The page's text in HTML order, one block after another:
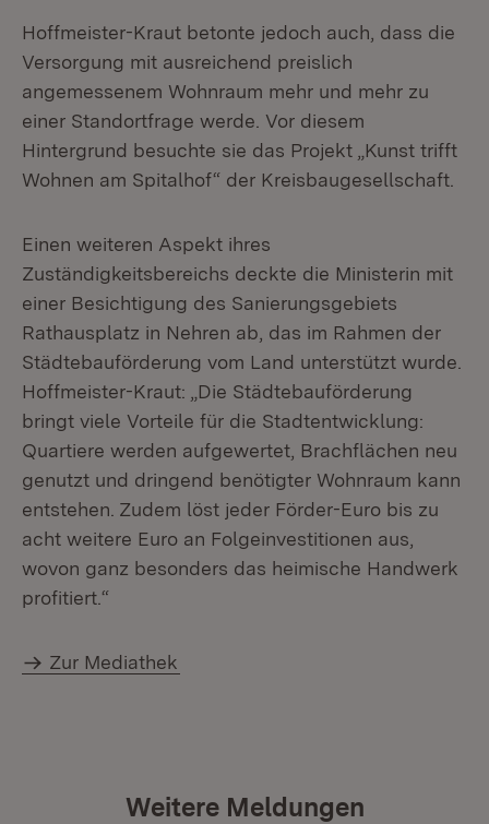
Hoffmeister-Kraut betonte jedoch auch, dass die
Versorgung mit ausreichend preislich
angemessenem Wohnraum mehr und mehr zu
einer Standortfrage werde. Vor diesem
Hintergrund besuchte sie das Projekt „Kunst trifft
Wohnen am Spitalhof“ der Kreisbaugesellschaft.
Einen weiteren Aspekt ihres
Zuständigkeitsbereichs deckte die Ministerin mit
einer Besichtigung des Sanierungsgebiets
Rathausplatz in Nehren ab, das im Rahmen der
Städtebauförderung vom Land unterstützt wurde.
Hoffmeister-Kraut: „Die Städtebauförderung
bringt viele Vorteile für die Stadtentwicklung:
Quartiere werden aufgewertet, Brachflächen neu
genutzt und dringend benötigter Wohnraum kann
entstehen. Zudem löst jeder Förder-Euro bis zu
acht weitere Euro an Folgeinvestitionen aus,
wovon ganz besonders das heimische Handwerk
profitiert.“
Zur Mediathek
Weitere Meldungen